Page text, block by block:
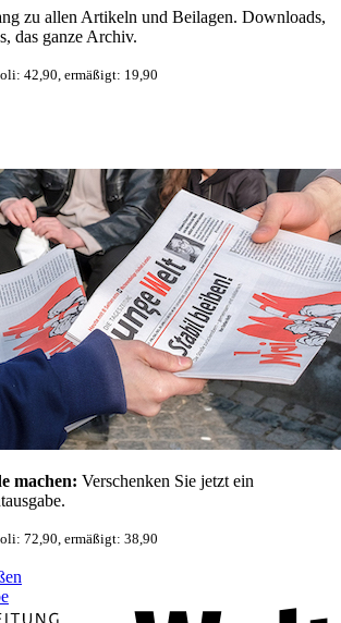
zu allen Artikeln und Beilagen. Downloads,
das ganze Archiv.
42,90, ermäßigt: 19,90
machen: Verschenken Sie jetzt ein
72,90, ermäßigt: 38,90